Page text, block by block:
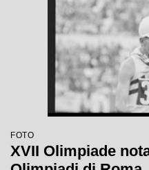
FOTO
XVII Olimpiade